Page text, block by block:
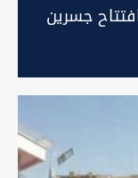
جسرين